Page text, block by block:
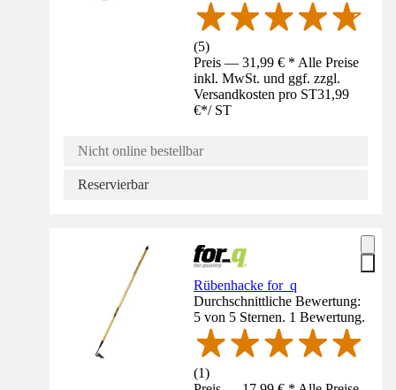
(5)
Preis — 31,99 € * Alle Preise
inkl. MwSt. und ggf. zzgl.
Versandkosten pro ST31,99
€*/ ST
Nicht online bestellbar
Reservierbar
Rübenhacke for_q
Durchschnittliche Bewertung:
5 von 5 Sternen. 1 Bewertung.
(1)